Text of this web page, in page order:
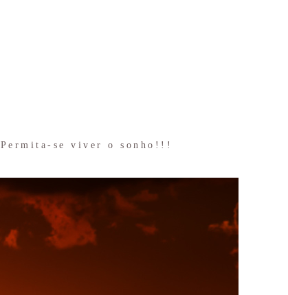
Permita-se viver o sonho!!!